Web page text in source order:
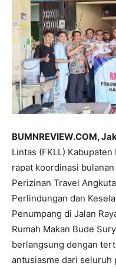
BUMNREVIEW.COM,
Lintas (FKLL)
rapat koordinasi
Perizinan Travel
Perlindungan dan
Penumpang di Jalan
Rumah Makan Bude
berlangsung dengan
antusiasme dari seluruh